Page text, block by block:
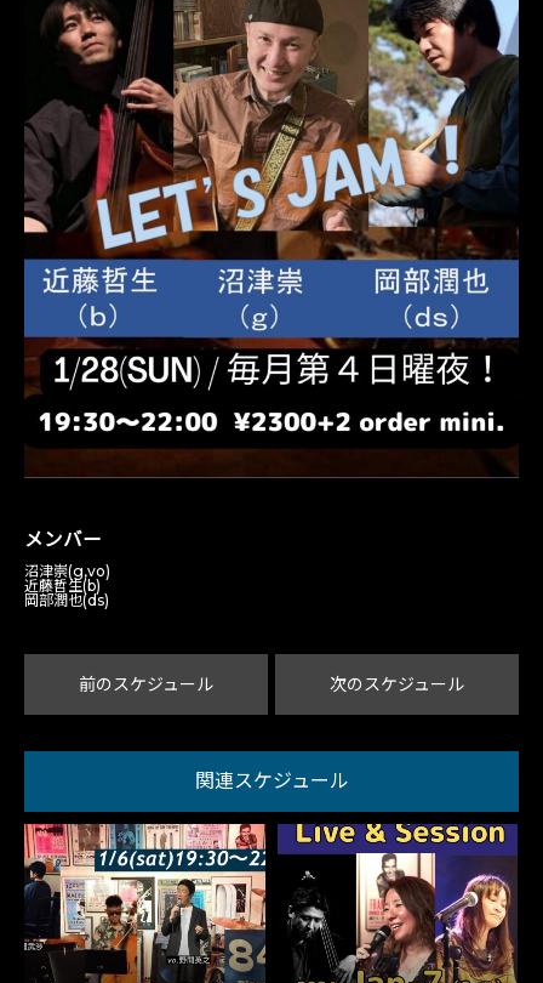
メンバー
沼津崇(g,vo)
近藤哲生(b)
岡部潤也(ds)
前のスケジュール 次のスケジュール
関連スケジュール